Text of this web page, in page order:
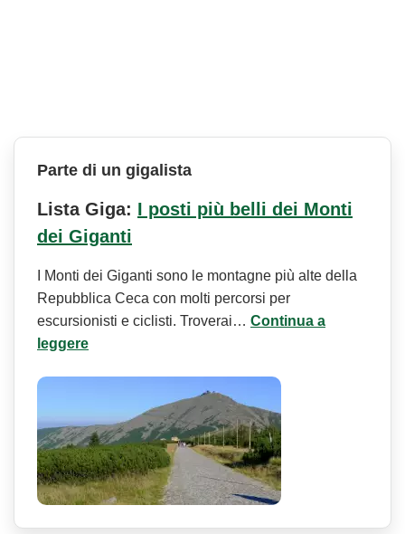
Parte di un gigalista
Lista Giga: I posti più belli dei Monti
dei Giganti
I Monti dei Giganti sono le montagne più alte della
Repubblica Ceca con molti percorsi per
escursionisti e ciclisti. Troverai… Continua a
leggere